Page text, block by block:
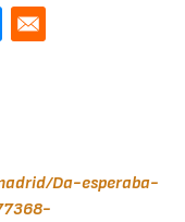
Da-esperaba-